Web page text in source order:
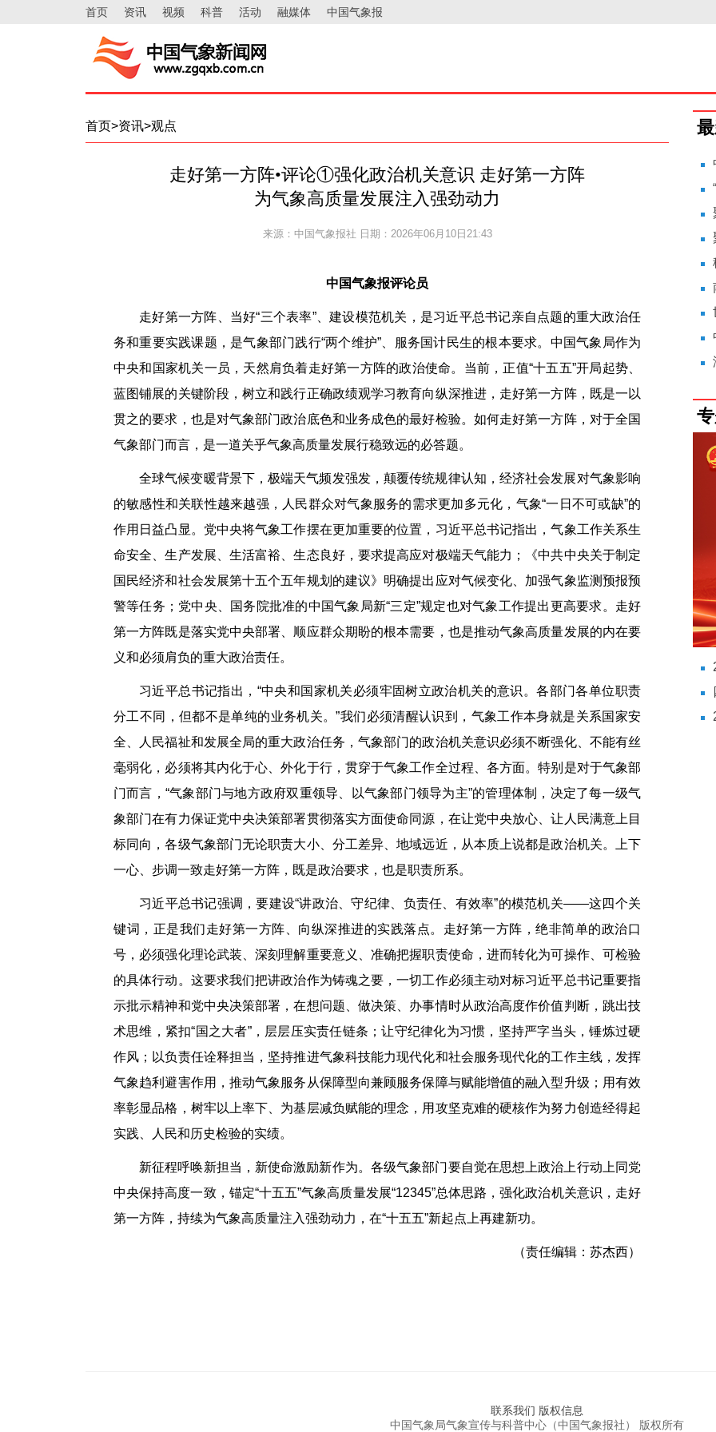
首页 资讯 视频 科普 活动 融媒体 中国气象报
首页>资讯>观点
走好第一方阵•评论①强化政治机关意识 走好第一方阵
为气象高质量发展注入强劲动力
来源：中国气象报社 日期：2026年06月10日21:43
中国气象报评论员
走好第一方阵、当好“三个表率”、建设模范机关，是习近平总书记亲自点题的重大政治任
务和重要实践课题，是气象部门践行“两个维护”、服务国计民生的根本要求。中国气象局作为
中央和国家机关一员，天然肩负着走好第一方阵的政治使命。当前，正值“十五五”开局起势、
蓝图铺展的关键阶段，树立和践行正确政绩观学习教育向纵深推进，走好第一方阵，既是一以
贯之的要求，也是对气象部门政治底色和业务成色的最好检验。如何走好第一方阵，对于全国
气象部门而言，是一道关乎气象高质量发展行稳致远的必答题。
全球气候变暖背景下，极端天气频发强发，颠覆传统规律认知，经济社会发展对气象影响
的敏感性和关联性越来越强，人民群众对气象服务的需求更加多元化，气象“一日不可或缺”的
作用日益凸显。党中央将气象工作摆在更加重要的位置，习近平总书记指出，气象工作关系生
命安全、生产发展、生活富裕、生态良好，要求提高应对极端天气能力；《中共中央关于制定
国民经济和社会发展第十五个五年规划的建议》明确提出应对气候变化、加强气象监测预报预
警等任务；党中央、国务院批准的中国气象局新“三定”规定也对气象工作提出更高要求。走好
第一方阵既是落实党中央部署、顺应群众期盼的根本需要，也是推动气象高质量发展的内在要
义和必须肩负的重大政治责任。
习近平总书记指出，“中央和国家机关必须牢固树立政治机关的意识。各部门各单位职责
分工不同，但都不是单纯的业务机关。”我们必须清醒认识到，气象工作本身就是关系国家安
全、人民福祉和发展全局的重大政治任务，气象部门的政治机关意识必须不断强化、不能有丝
毫弱化，必须将其内化于心、外化于行，贯穿于气象工作全过程、各方面。特别是对于气象部
门而言，“气象部门与地方政府双重领导、以气象部门领导为主”的管理体制，决定了每一级气
象部门在有力保证党中央决策部署贯彻落实方面使命同源，在让党中央放心、让人民满意上目
标同向，各级气象部门无论职责大小、分工差异、地域远近，从本质上说都是政治机关。上下
一心、步调一致走好第一方阵，既是政治要求，也是职责所系。
习近平总书记强调，要建设“讲政治、守纪律、负责任、有效率”的模范机关——这四个关
键词，正是我们走好第一方阵、向纵深推进的实践落点。走好第一方阵，绝非简单的政治口
号，必须强化理论武装、深刻理解重要意义、准确把握职责使命，进而转化为可操作、可检验
的具体行动。这要求我们把讲政治作为铸魂之要，一切工作必须主动对标习近平总书记重要指
示批示精神和党中央决策部署，在想问题、做决策、办事情时从政治高度作价值判断，跳出技
术思维，紧扣“国之大者”，层层压实责任链条；让守纪律化为习惯，坚持严字当头，锤炼过硬
作风；以负责任诠释担当，坚持推进气象科技能力现代化和社会服务现代化的工作主线，发挥
气象趋利避害作用，推动气象服务从保障型向兼顾服务保障与赋能增值的融入型升级；用有效
率彰显品格，树牢以上率下、为基层减负赋能的理念，用攻坚克难的硬核作为努力创造经得起
实践、人民和历史检验的实绩。
新征程呼唤新担当，新使命激励新作为。各级气象部门要自觉在思想上政治上行动上同党
中央保持高度一致，锚定“十五五”气象高质量发展“12345”总体思路，强化政治机关意识，走好
第一方阵，持续为气象高质量注入强劲动力，在“十五五”新起点上再建新功。
（责任编辑：苏杰西）
联系我们 版权信息
中国气象局气象宣传与科普中心（中国气象报社） 版权所有